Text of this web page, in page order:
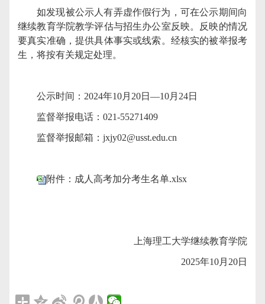
如发现被公示人有弄虚作假行为，可在公示期间向
继续教育学院教学评估与招生办公室反映。反映的情况
要真实准确，提供具体事实或线索。经核实的被举报考
生，将按有关规定处理。
公示时间： 2024年10月 20日 —10月24日
监督举报电话： 021-55271409
监督举报邮箱： jxjy02@usst.edu.cn
附件：成人高考加分考生名单.xlsx
上海理工大学继续教育学院
2025年10月 20日